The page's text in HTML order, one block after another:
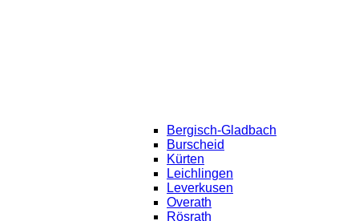
Bergisch-Gladbach
Burscheid
Kürten
Leichlingen
Leverkusen
Overath
Rösrath